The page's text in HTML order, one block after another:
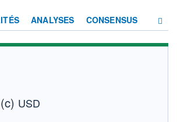
ANALYSES CONSENSUS
(c) USD